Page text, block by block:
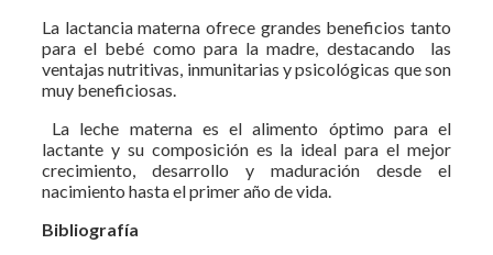
La lactancia materna ofrece grandes beneficios tanto
para el bebé como para la madre, destacando las
ventajas nutritivas, inmunitarias y psicológicas que son
muy beneficiosas.
La leche materna es el alimento óptimo para el
lactante y su composición es la ideal para el mejor
crecimiento, desarrollo y maduración desde el
nacimiento hasta el primer año de vida.
Bibliografía